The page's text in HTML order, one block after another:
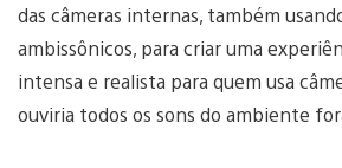
das câmeras internas, também
ambissônicos, para criar uma
intensa e realista para quem usa
ouviria todos os sons do ambiente